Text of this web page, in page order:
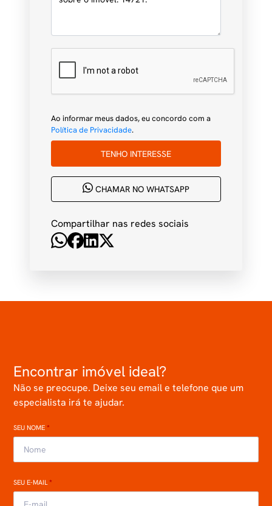
Ao informar meus dados, eu concordo com a
Política de Privacidade.
TENHO INTERESSE
CHAMAR NO WHATSAPP
Compartilhar nas redes sociais
Encontrar imóvel ideal?
Não se preocupe. Deixe seu email e telefone que um
especialista irá te ajudar.
SEU NOME*
SEU E-MAIL*